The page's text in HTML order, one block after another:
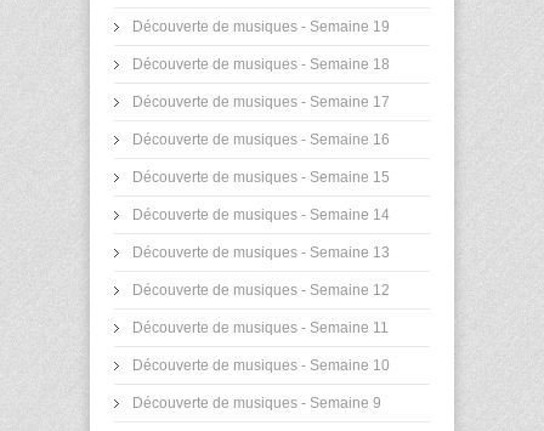
Découverte de musiques - Semaine 19
Découverte de musiques - Semaine 18
Découverte de musiques - Semaine 17
Découverte de musiques - Semaine 16
Découverte de musiques - Semaine 15
Découverte de musiques - Semaine 14
Découverte de musiques - Semaine 13
Découverte de musiques - Semaine 12
Découverte de musiques - Semaine 11
Découverte de musiques - Semaine 10
Découverte de musiques - Semaine 9